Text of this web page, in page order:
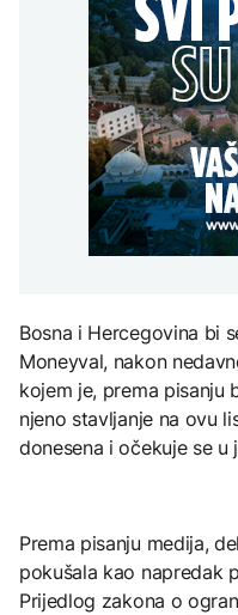
Bosna i Hercegovina bi
Moneyval, nakon
kojem je, prema pisanju
njeno stavljanje na ovu
donesena i očekuje se u
Prema pisanju medija,
pokušala kao napredak
Prijedlog zakona o